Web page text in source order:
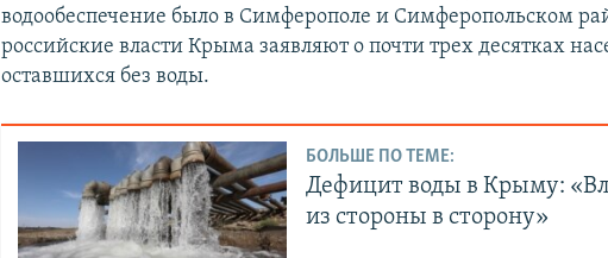
водообеспечение было в Симферополе и Симферопольском
российские власти Крыма заявляют о почти трех десятках
оставшихся без воды.
БОЛЬШЕ ПО ТЕМЕ:
Дефицит воды в Крыму:
из стороны в сторону»